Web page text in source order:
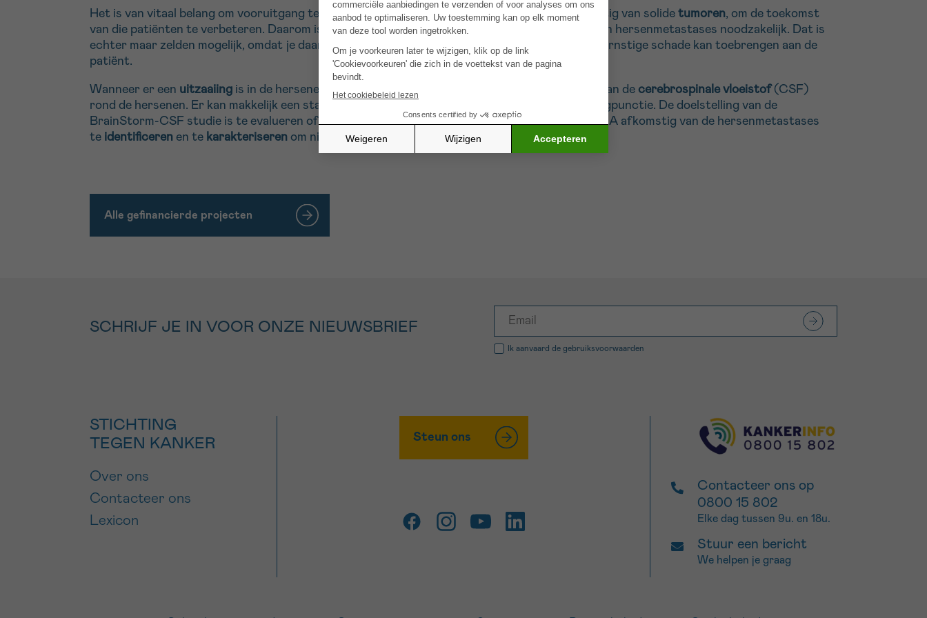
Het is van vitaal belang om vooruitgang te boeken in de kennis overhersenmetastasesafkomstig van solide tumoren, om de toekomst
van die patiënten te verbeteren. Daarom is een analysevan het genetische materiaal (DNA) van hersenmetastases noodzakelijk. Dat is
echter maar zelden mogelijk, omdat je daarvoor een biopsie moet nemen van de hersenen, wat ernstige schade kan toebrengen aan de
patiënt.
Wanneer er een uitzaaiing is in de hersenen, kunnen die kankercellen tumoraal DNA vrijgeven aan de cerebrospinale vloeistof(CSF)
rond de hersenen. Er kan makkelijk een staal worden genomen van die CSF met een ruggenmergpunctie. De doelstelling van de
BrainStorm-CSF studie is te evalueren of de CSF een nuttige tool kan zijn om het tumorale DNA afkomstig van de hersenmetastases
te identificeren en te karakteriseren om nieuwe therapeutische doelen te identificeren.
Alle gefinancierde projecten
SCHRIJF JE IN VOOR ONZE NIEUWSBRIEF
Ik aanvaard de gebruiksvoorwaarden
STICHTING
TEGEN KANKER
Over ons
Contacteer ons
Lexicon
Steun ons
Contacteer ons op
0800 15 802
Elke dag tussen 9u. en 18u.
Stuur een bericht
We helpen je graag